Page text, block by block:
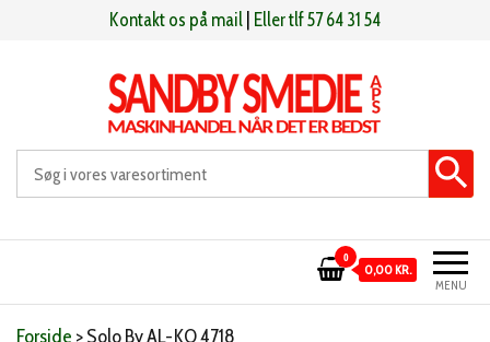
Kontakt os på mail Eller tlf 57 64 31 54
Sandby smeden Maskinhandel når det er bedst
MENU
0
0,00 KR.
Forside >Solo By AL-KO 4718